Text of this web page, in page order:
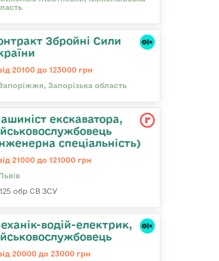
Збройні Сили
20100 до 123000 грн
Запорізька область
екскаватора,
спеціальність)
21000 до 121000 грн
125 обр СВ ЗСУ
водій-електрик,
20000 до 23000 грн